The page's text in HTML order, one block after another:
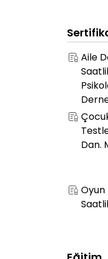
Aile
Dan.
Oyun